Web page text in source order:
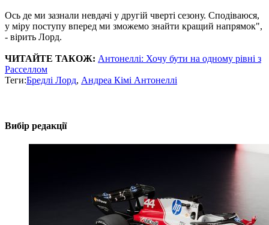
Ось де ми зазнали невдачі у другій чверті сезону. Сподіваюся,
у міру поступу вперед ми зможемо знайти кращий напрямок",
- вірить Лорд.
ЧИТАЙТЕ ТАКОЖ: Антонеллі: Хочу бути на одному рівні з
Расселлом
Теги:Бредлі Лорд, Андреа Кімі Антонеллі
Вибір редакції